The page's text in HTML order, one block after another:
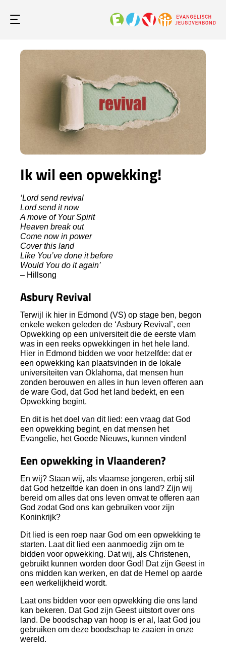
Ik wil een opwekking!
‘Lord send revival
Lord send it now
A move of Your Spirit
Heaven break out
Come now in power
Cover this land
Like You’ve done it before
Would You do it again’
– Hillsong
Asbury Revival
Terwijl ik hier in Edmond (VS) op stage ben, begon
enkele weken geleden de ‘Asbury Revival’, een
Opwekking op een universiteit die de eerste vlam
was in een reeks opwekkingen in het hele land.
Hier in Edmond bidden we voor hetzelfde: dat er
een opwekking kan plaatsvinden in de lokale
universiteiten van Oklahoma, dat mensen hun
zonden berouwen en alles in hun leven offeren aan
de ware God, dat God het land bedekt, en een
Opwekking begint.
En dit is het doel van dit lied: een vraag dat God
een opwekking begint, en dat mensen het
Evangelie, het Goede Nieuws, kunnen vinden!
Een opwekking in Vlaanderen?
En wij? Staan wij, als vlaamse jongeren, erbij stil
dat God hetzelfde kan doen in ons land? Zijn wij
bereid om alles dat ons leven omvat te offeren aan
God zodat God ons kan gebruiken voor zijn
Koninkrijk?
Dit lied is een roep naar God om een opwekking te
starten. Laat dit lied een aanmoedig zijn om te
bidden voor opwekking. Dat wij, als Christenen,
gebruikt kunnen worden door God! Dat zijn Geest in
ons midden kan werken, en dat de Hemel op aarde
een werkelijkheid wordt.
Laat ons bidden voor een opwekking die ons land
kan bekeren. Dat God zijn Geest uitstort over ons
land. De boodschap van hoop is er al, laat God jou
gebruiken om deze boodschap te zaaien in onze
wereld.